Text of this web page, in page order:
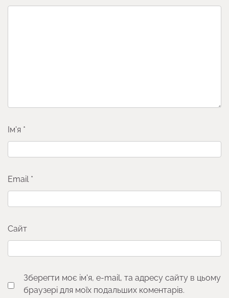
Ім'я *
Email *
Сайт
Зберегти моє ім'я, e-mail, та адресу сайту в цьому
браузері для моїх подальших коментарів.